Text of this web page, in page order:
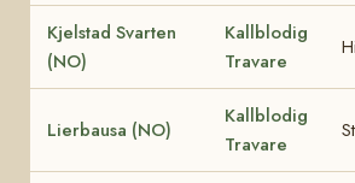
Kjelstad Svarten
(NO)
Kallblodig
Travare
Lierbausa (NO)
Kallblodig
Travare